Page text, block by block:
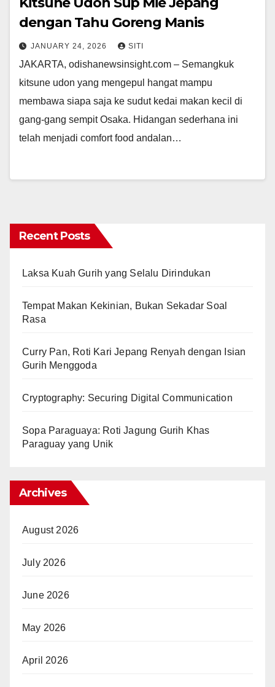
dengan Tahu Goreng Manis
JANUARY 24, 2026 SITI
JAKARTA, odishanewsinsight.com – Semangkuk
kitsune udon yang mengepul hangat mampu
membawa siapa saja ke sudut kedai makan kecil di
gang-gang sempit Osaka. Hidangan sederhana ini
telah menjadi comfort food andalan…
Recent Posts
Laksa Kuah Gurih yang Selalu Dirindukan
Tempat Makan Kekinian, Bukan Sekadar Soal
Rasa
Curry Pan, Roti Kari Jepang Renyah dengan Isian
Gurih Menggoda
Cryptography: Securing Digital Communication
Sopa Paraguaya: Roti Jagung Gurih Khas
Paraguay yang Unik
Archives
August 2026
July 2026
June 2026
May 2026
April 2026